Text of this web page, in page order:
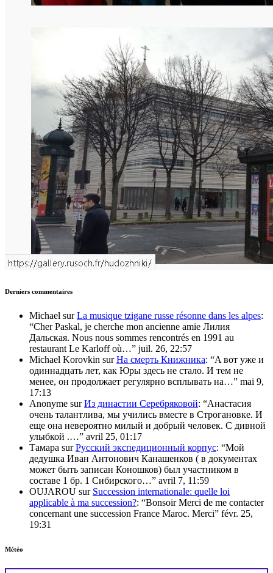
Derniers commentaires
Michael surLa musique tzigane russe résonne dans les alpes:
“Cher Paskal, je cherche mon ancienne amie Лилия
Дальская. Nous nous sommes rencontrés en 1991 au
restaurant Le Karloff où…” juil. 26, 22:57
Michael Korovkin surНа смерть Книжника: “A вот уже и
одиннадцать лет, как Юры здесь не стало. И тем не
менее, он продолжает регулярно всплывать на…” mai 9,
17:13
Anonyme surИз династии Серебряковой: “Анастасия
очень талантлива, мы учились вместе в Строгановке. И
еще она невероятно милый и добрый человек. С дивной
улыбкой .…” avril 25, 01:17
Тамара surРусский экспедиционный корпус: “Мой
дедушка Иван Антонович Канашенков ( в документах
может быть записан Коношков) был участником в
составе 1 бр. 1 Сибирского…” avril 7, 11:59
OUJAROU sur Succession internationale: quelle loi
applicable à ma succession?: “Bonsoir Merci de me contacter
concernant une succession France Maroc. Merci” févr. 25,
19:31
Météo